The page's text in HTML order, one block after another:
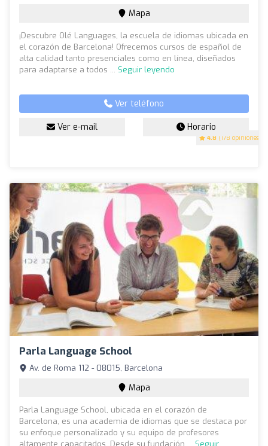
4.8 (178 opiniones)
Mapa
¡Descubre Olé Languages, la escuela de idiomas ubicada en
el corazón de Barcelona! Ofrecemos cursos de español de
alta calidad tanto presenciales como en línea, diseñados
para adaptarse a todos ... Seguir leyendo
Ver teléfono
Ver e-mail Horario
Parla Language School
Av. de Roma 112 - 08015, Barcelona
Mapa
Parla Language School, ubicada en el corazón de
Barcelona, es una academia de idiomas que se destaca por
su enfoque personalizado y su equipo de profesores
altamente capacitados. Desde su fundación ... Seguir